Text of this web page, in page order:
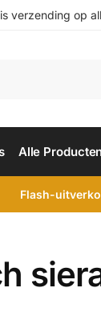
verzending op
Alle
Flash-